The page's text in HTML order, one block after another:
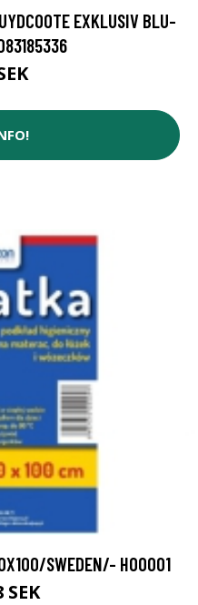
EXKLUSIV BLU-
SWEDEN/- HO0001
SEK